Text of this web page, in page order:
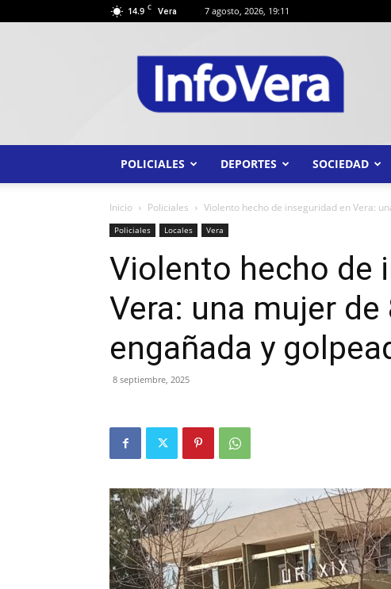
14.9 C Vera 7 agosto, 2026, 19:11
INFO
VERA
POLICIALES DEPORTES SOCIEDAD
Inicio Policiales Violento hecho de inseguridad en Vera:
Policiales Locales Vera
Violento hecho de
Vera: una mujer
engañada y
8 septiembre, 2025